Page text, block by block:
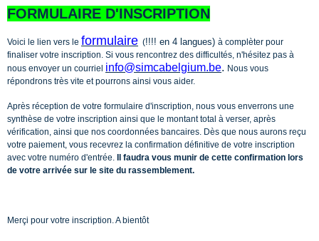
FORMULAIRE D'INSCRIPTION
Voici le lien vers le formulaire (!!!! en 4 langues) à complèter pour
finaliser votre inscription. Si vous rencontrez des difficultés, n'hésitez pas à
nous envoyer un courriel info@simcabelgium.be. Nous vous
répondrons très vite et pourrons ainsi vous aider.
Après réception de votre formulaire d'inscription, nous vous enverrons une
synthèse de votre inscription ainsi que le montant total à verser, après
vérification, ainsi que nos coordonnées bancaires. Dès que nous aurons reçu
votre paiement, vous recevrez la confirmation définitive de votre inscription
avec votre numéro d'entrée.
Il faudra vous munir de cette confirmation lors
de votre arrivée sur le site du rassemblement.
Merçi pour votre inscription. A bientôt